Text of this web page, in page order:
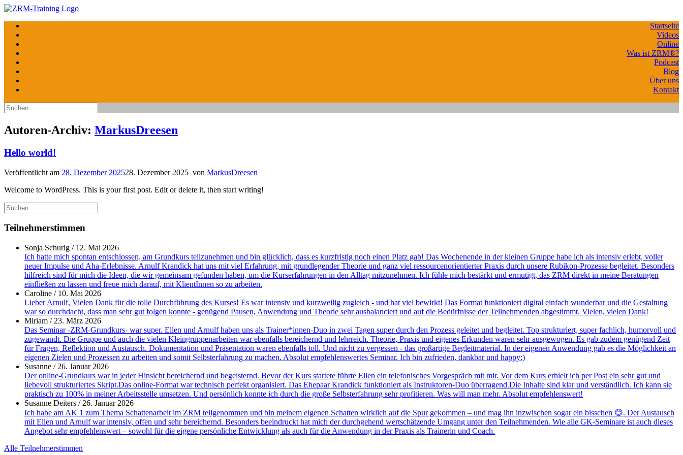
Zum
springen
Startseite
Videos
Online
Was ist ZRM®?
Podcast
Blog
Über uns
Kontakt
Suchen
nach:
Autoren-Archiv: MarkusDreesen
Hello world!
Veröffentlicht am 28. Dezember 202528. Dezember 2025 von MarkusDreesen
Welcome to WordPress. This is your first post. Edit or delete it, then start writing!
Suchen
nach:
Teilnehmerstimmen
Sonja Schurig / 12. Mai 2026
Ich hatte mich spontan entschlossen, am Grundkurs teilzunehmen und bin glücklich, dass es kurzfristig noch einen Platz gab! Das Wochenende in der kleinen Gruppe habe ich als intensiv erlebt, voller
neuer Impulse und Aha-Erlebnisse. Arnulf Krandick hat uns mit viel Erfahrung, mit grundlegender Theorie und ganz viel ressourcenorientierter Praxis durch unsere Rubikon-Prozesse begleitet. Besonders
hilfreich sind für mich die Ideen, die wir gemeinsam gefunden haben, um die Kurserfahrungen in den Alltag mitzunehmen. Ich fühle mich bestärkt und ermutigt, das ZRM direkt in meine Beratungen
einfließen zu lassen und freue mich darauf, mit KlientInnen so zu arbeiten.
Caroline / 10. Mai 2026
Lieber Arnulf, Vielen Dank für die tolle Durchführung des Kurses! Es war intensiv und kurzweilig zugleich - und hat viel bewirkt! Das Format funktioniert digital einfach wunderbar und die Gestaltung
war so durchdacht, dass man sehr gut folgen konnte - genügend Pausen, Anwendung und Theorie sehr ausbalanciert und auf die Bedürfnisse der Teilnehmenden abgestimmt. Vielen, vielen Dank!
Miriam / 23. März 2026
Das Seminar -ZRM-Grundkurs- war super. Ellen und Arnulf haben uns als Trainer*innen-Duo in zwei Tagen super durch den Prozess geleitet und begleitet. Top strukturiert, super fachlich, humorvoll und
zugewandt. Die Gruppe und auch die vielen Kleingruppenarbeiten war ebenfalls bereichernd und lehrreich. Theorie, Praxis und eigenes Erkunden waren sehr ausgewogen. Es gab zudem genügend Zeit
für Fragen, Reflektion und Austausch. Dokumentation und Präsentation waren ebenfalls toll. Und nicht zu vergessen - das großartige Begleitmaterial. In der eigenen Anwendung gab es die Möglichkeit an
eigenen Zielen und Prozessen zu arbeiten und somit Selbsterfahrung zu machen. Absolut empfehlenswertes Seminar. Ich bin zufrieden, dankbar und happy:)
Susanne / 26. Januar 2026
Der online-Grundkurs war in jeder Hinsicht bereichernd und begeisternd. Bevor der Kurs startete führte Ellen ein telefonisches Vorgespräch mit mir. Vor dem Kurs erhielt ich per Post ein sehr gut und
liebevoll strukturiertes Skript.Das online-Format war technisch perfekt organisiert. Das Ehepaar Krandick funktioniert als Instruktoren-Duo überragend.Die Inhalte sind klar und verständlich. Ich kann sie
praktisch zu 100% in meiner Arbeitsstelle umsetzen. Und persönlich konnte ich durch die große Selbsterfahrung sehr profitieren. Was will man mehr. Absolut empfehlenswert!
Susanne Deiters / 26. Januar 2026
Ich habe am AK 1 zum Thema Schattenarbeit im ZRM teilgenommen und bin meinem eigenen Schatten wirklich auf die Spur gekommen – und mag ihn inzwischen sogar ein bisschen 😊. Der Austausch
mit Ellen und Arnulf war intensiv, offen und sehr bereichernd. Besonders beeindruckt hat mich der durchgehend wertschätzende Umgang unter den Teilnehmenden. Wie alle GK-Seminare ist auch dieses
Angebot sehr empfehlenswert – sowohl für die eigene persönliche Entwicklung als auch für die Anwendung in der Praxis als Trainerin und Coach.
Alle Teilnehmerstimmen